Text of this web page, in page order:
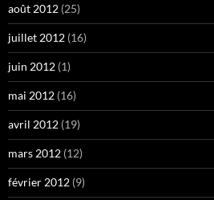
août 2012 (25)
juillet 2012 (16)
juin 2012 (1)
mai 2012 (16)
avril 2012 (19)
mars 2012 (12)
février 2012 (9)